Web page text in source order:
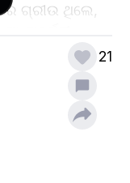
ଗ୍ରୀଉ ଥିଲେ,
ସ୍ନାତକ
ଉତ୍ତୀର୍ଣ୍ଣ
21